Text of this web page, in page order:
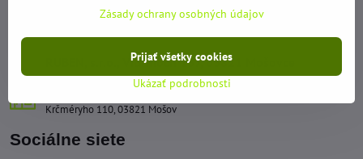
RUBEN, s​.r​.o​., Vidrmoch 137, 03821 Mošovce
Sklad - Odberné miesto
Krčméryho 110, 03821 Mošov
Sociálne siete
Zásady ochrany osobných údajov
Ukázať podrobnosti
Prijať všetky cookies